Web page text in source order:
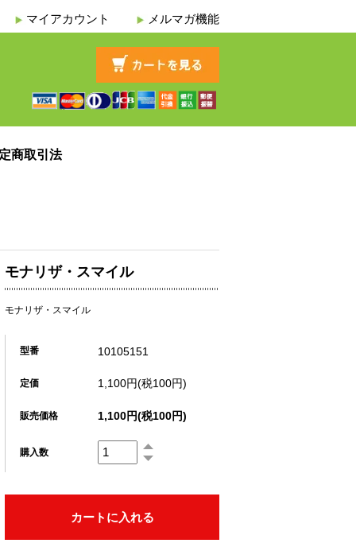
マイアカウント メルマガ機能
商取引法
モナリザ・スマイル
モナリザ・スマイル
型番 10105151
定価 1,100円(税100円)
販売価格 1,100円(税100円)
購入数